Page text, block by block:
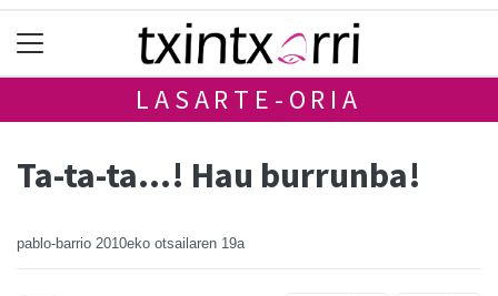
LASARTE-ORIA
Ta-ta-ta...! Hau burrunba!
pablo-barrio 2010eko otsailaren 19a